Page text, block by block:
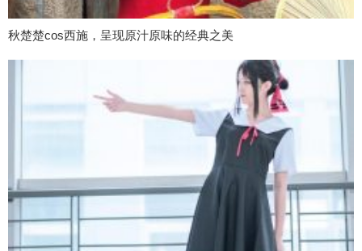
秋楚楚cos西施，呈现原汁原味的经典之美